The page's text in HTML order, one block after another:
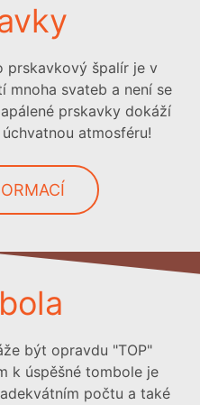
prskavkový špalír je v
mnoha svateb a není se
prskavky dokáží
atmosféru!
být opravdu "TOP"
k úspěšné tombole je
počtu a také